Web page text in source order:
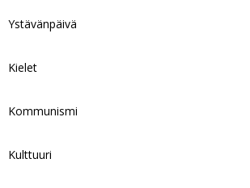
Ystävänpäivä
Kielet
Kommunismi
Kulttuuri